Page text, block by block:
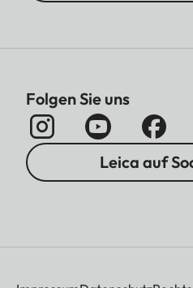
Folgen Sie uns
Leica auf